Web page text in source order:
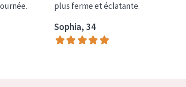
plus ferme et éclatante.
Sophia, 34